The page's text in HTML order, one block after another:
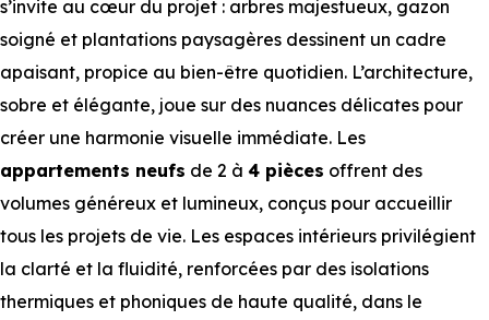
s’invite au cœur du projet : arbres majestueux, gazon
soigné et plantations paysagères dessinent un cadre
apaisant, propice au bien-être quotidien. L’architecture,
sobre et élégante, joue sur des nuances délicates pour
créer une harmonie visuelle immédiate. Les
appartements neufs de 2 à 4 pièces offrent des
volumes généreux et lumineux, conçus pour accueillir
tous les projets de vie. Les espaces intérieurs privilégient
la clarté et la fluidité, renforcées par des isolations
thermiques et phoniques de haute qualité, dans le